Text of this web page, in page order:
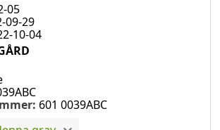
05
09-29
10-04
601 0039ABC